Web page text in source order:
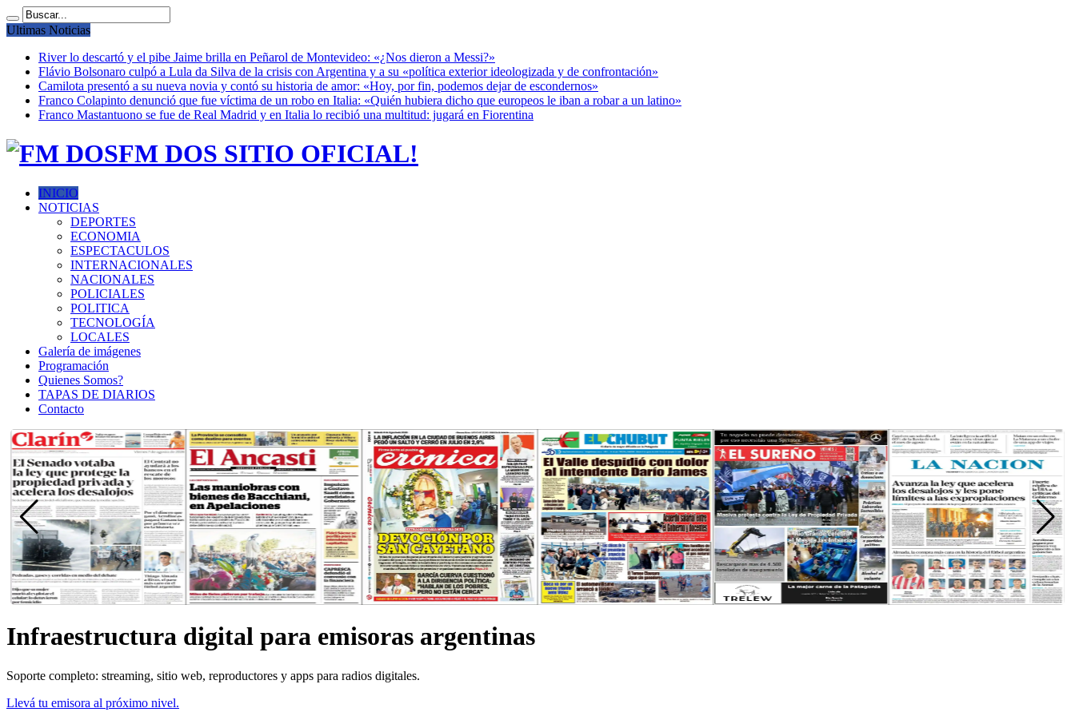
Ultimas Noticias
River lo descartó y el pibe Jaime brilla en Peñarol de Montevideo: «¿Nos dieron a Messi?»
Flávio Bolsonaro culpó a Lula da Silva de la crisis con Argentina y a su «política exterior ideologizada y de confrontación»
Camilota presentó a su nueva novia y contó su historia de amor: «Hoy, por fin, podemos dejar de escondernos»
Franco Colapinto denunció que fue víctima de un robo en Italia: «Quién hubiera dicho que europeos le iban a robar a un latino»
Franco Mastantuono se fue de Real Madrid y en Italia lo recibió una multitud: jugará en Fiorentina
FM DOS SITIO OFICIAL!
INICIO
NOTICIAS
DEPORTES
ECONOMIA
ESPECTACULOS
INTERNACIONALES
NACIONALES
POLICIALES
POLITICA
TECNOLOGÍA
LOCALES
Galería de imágenes
Programación
Quienes Somos?
TAPAS DE DIARIOS
Contacto
Infraestructura digital para emisoras argentinas
Soporte completo: streaming, sitio web, reproductores y apps para radios digitales.
Llevá tu emisora al próximo nivel.